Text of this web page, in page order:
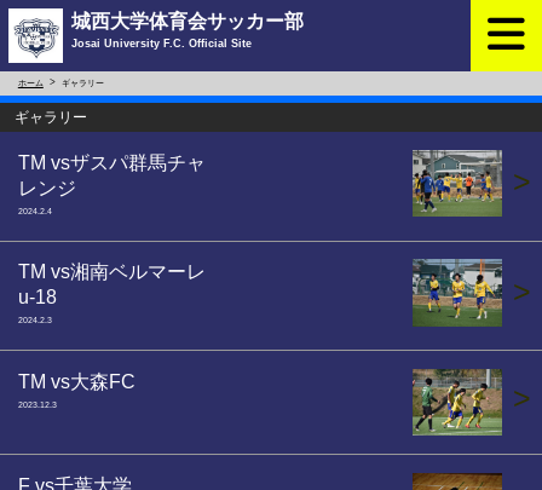
城西大学体育会サッカー部
Josai University F.C. Official Site
ホーム ギャラリー
ギャラリー
TM vsザスパ群馬チャ
レンジ
2024.2.4
>
TM vs湘南ベルマーレ
u-18
2024.2.3
>
TM vs大森FC
2023.12.3 >
F vs千葉大学